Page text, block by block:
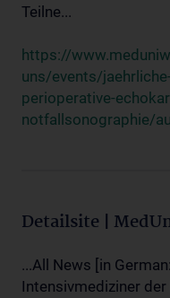
Teilne...
https://
uns/events/
perioperative-
notfallsonographie/
Detailsite |
...All News [in
Intensivmediziner der